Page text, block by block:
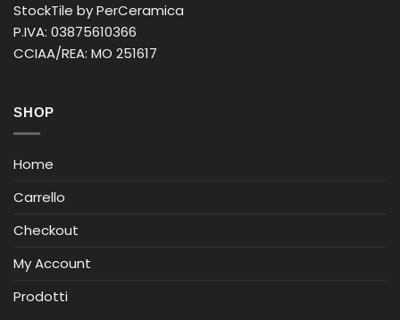
StockTile by PerCeramica
P.IVA: 03875610366
CCIAA/REA: MO 251617
SHOP
Home
Carrello
Checkout
My Account
Prodotti